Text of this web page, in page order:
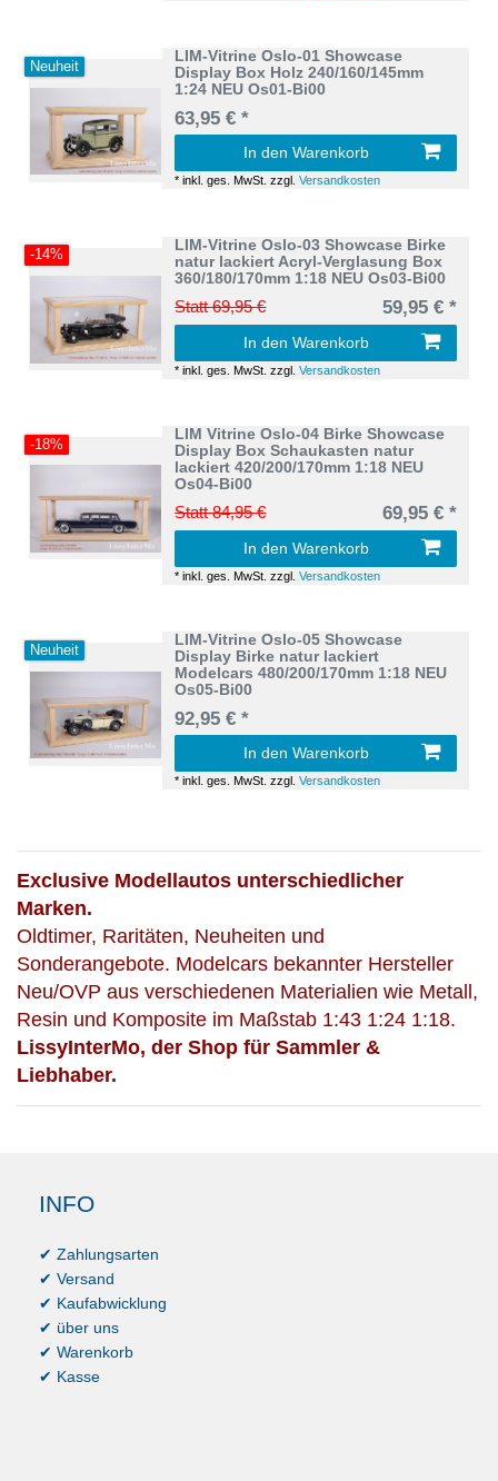
Neuheit
LIM-Vitrine Oslo-01 Showcase
Display Box Holz 240/160/145mm
1:24 NEU Os01-Bi00
63,95 € *
In den Warenkorb
*inkl. ges. MwSt. zzgl.Versandkosten
-14%
LIM-Vitrine Oslo-03 Showcase Birke
natur lackiert Acryl-Verglasung Box
360/180/170mm 1:18 NEU Os03-Bi00
Statt 69,95 € 59,95 € *
In den Warenkorb
*inkl. ges. MwSt. zzgl.Versandkosten
-18%
LIM Vitrine Oslo-04 Birke Showcase
Display Box Schaukasten natur
lackiert 420/200/170mm 1:18 NEU
Os04-Bi00
Statt 84,95 € 69,95 € *
In den Warenkorb
*inkl. ges. MwSt. zzgl.Versandkosten
Neuheit
LIM-Vitrine Oslo-05 Showcase
Display Birke natur lackiert
Modelcars 480/200/170mm 1:18 NEU
Os05-Bi00
92,95 € *
In den Warenkorb
*inkl. ges. MwSt. zzgl.Versandkosten
Exclusive Modellautos unterschiedlicher
Marken.
Oldtimer, Raritäten, Neuheiten und
Sonderangebote. Modelcars bekannter Hersteller
Neu/OVP aus verschiedenen Materialien wie Metall,
Resin und Komposite im Maßstab 1:43 1:24 1:18.
LissyInterMo, der Shop für Sammler &
Liebhaber.
INFO
✔ Zahlungsarten
✔ Versand
✔ Kaufabwicklung
✔ über uns
✔ Warenkorb
✔ Kasse